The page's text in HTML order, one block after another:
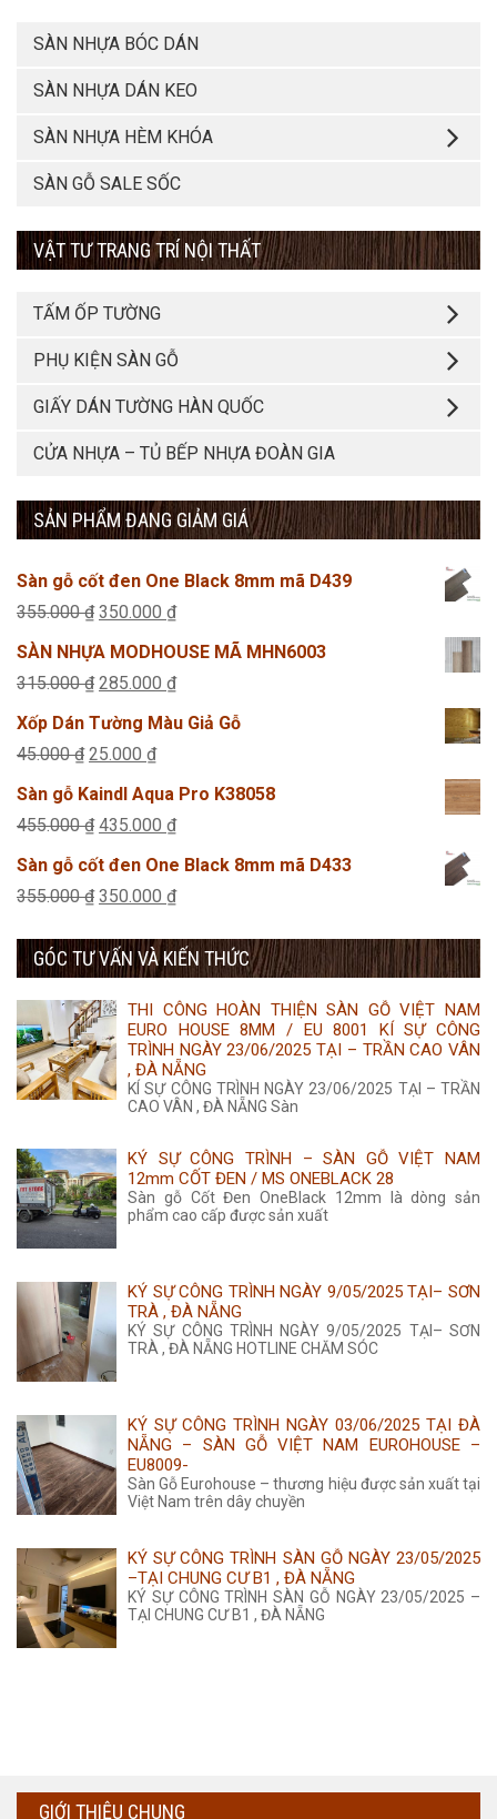
SÀN NHỰA BÓC DÁN
SÀN NHỰA DÁN KEO
SÀN NHỰA HÈM KHÓA
SÀN GỖ SALE SỐC
VẬT TƯ TRANG TRÍ NỘI THẤT
TẤM ỐP TƯỜNG
PHỤ KIỆN SÀN GỖ
GIẤY DÁN TƯỜNG HÀN QUỐC
CỬA NHỰA – TỦ BẾP NHỰA ĐOÀN GIA
SẢN PHẨM ĐANG GIẢM GIÁ
Sàn gỗ cốt đen One Black 8mm mã D439
355.000₫ Giá
gốc
là:
350.000 ₫Giá
hiện
tại
350.000 ₫.
SÀN NHỰA MODHOUSE MÃ MHN6003
315.000₫ Giá
gốc
là:
285.000 ₫Giá
hiện
285.000 ₫.
Xốp Dán Tường Màu Giả Gỗ
45.000₫ Giá
gốc
là:
25.000 ₫Giá
hiện
tại
25.000 ₫.
Sàn gỗ Kaindl Aqua Pro K38058
455.000₫ Giá
gốc
là:
435.000 ₫Giá
hiện
tại
435.000 ₫.
Sàn gỗ cốt đen One Black 8mm mã D433
355.000₫ Giá
là:
350.000 ₫Giá
tại
350.000 ₫.
GÓC TƯ VẤN VÀ KIẾN THỨC
THI CÔNG HOÀN THIỆN SÀN GỖ VIỆT NAM
EURO HOUSE 8MM / EU 8001 KÍ SỰ CÔNG
TRÌNH NGÀY 23/06/2025 TẠI – TRẦN CAO VÂN
, ĐÀ NẴNG
KÍ SỰ CÔNG TRÌNH NGÀY 23/06/2025 TẠI – TRẦN
CAO VÂN , ĐÀ NẴNG Sàn
KÝ SỰ CÔNG TRÌNH – SÀN GỖ VIỆT NAM
12mm CỐT ĐEN / MS ONEBLACK 28
Sàn gỗ Cốt Đen OneBlack 12mm là dòng sản
phẩm cao cấp được sản xuất
KÝ SỰ CÔNG TRÌNH NGÀY 9/05/2025 TẠI– SƠN
TRÀ , ĐÀ NẴNG
KÝ SỰ CÔNG TRÌNH NGÀY 9/05/2025 TẠI– SƠN
TRÀ , ĐÀ NẴNG HOTLINE CHĂM SÓC
KÝ SỰ CÔNG TRÌNH NGÀY 03/06/2025 TẠI ĐÀ
NẴNG – SÀN GỖ VIỆT NAM EUROHOUSE –
EU8009-
Sàn Gỗ Eurohouse – thương hiệu được sản xuất tại
Việt Nam trên dây chuyền
KÝ SỰ CÔNG TRÌNH SÀN GỖ NGÀY 23/05/2025
–TẠI CHUNG CƯ B1 , ĐÀ NẴNG
KÝ SỰ CÔNG TRÌNH SÀN GỖ NGÀY 23/05/2025 –
TẠI CHUNG CƯ B1 , ĐÀ NẴNG
GIỚI THIỆU CHUNG